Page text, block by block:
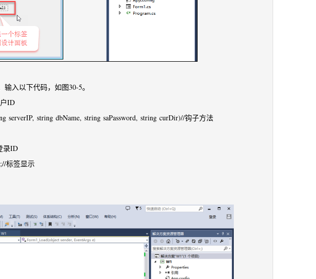
入以下代码，如图30-5。
ID
serverIP, string dbName, string saPassword, string curDir)//钩子方法
ID
标签显示